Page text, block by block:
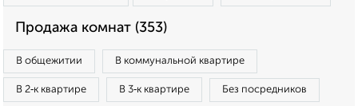
Продажа комнат (353)
В общежитии В коммунальной квартире
В 2‑к квартире В 3‑к квартире Без посредников